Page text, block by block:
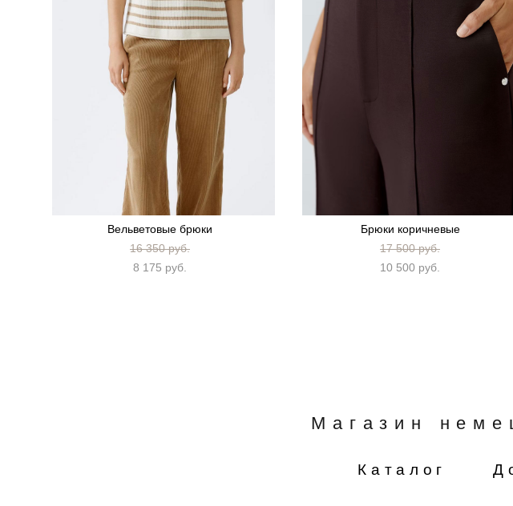
Вельветовые брюки
16 350 pуб.
8 175 pуб.
Брюки коричневые
17 500 pуб.
10 500 pуб.
Магазин
Каталог